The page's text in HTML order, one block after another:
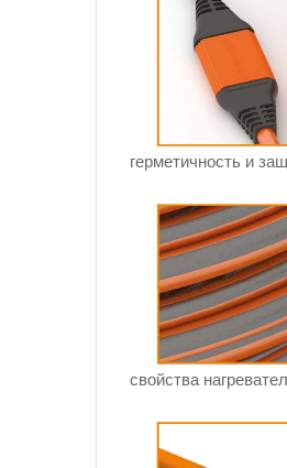
герметичность и
свойства